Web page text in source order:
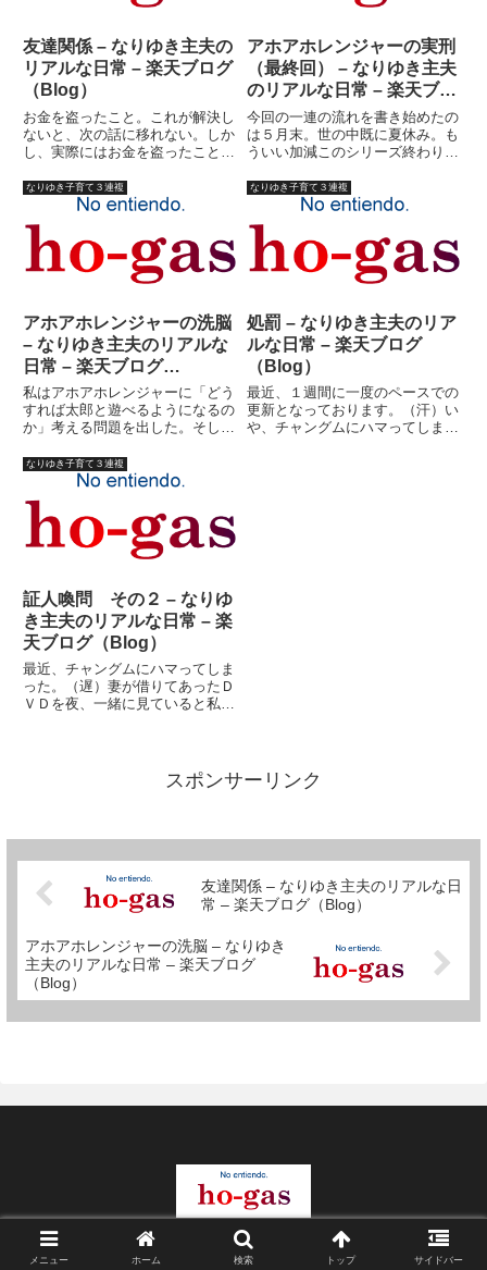
友達関係 – なりゆき主夫の
リアルな日常 – 楽天ブログ
（Blog）
お金を盗ったこと。これが解決し
ないと、次の話に移れない。しか
し、実際にはお金を盗ったことだ
近く、この子たちと暮らしてき
て、子育ての空白を埋めるべく慣
れないながらも必死で面倒を見て
きたつもりである。このブログの
趣...
アホアホレンジャーの実刑
（最終回） – なりゆき主夫
のリアルな日常 – 楽天ブロ
グ（Blog）
今回の一連の流れを書き始めたの
は５月末。世の中既に夏休み。も
ういい加減このシリーズ終わりに
さそうだが、どうにも話が長くな
ってしまう病気？の上、中々更新
出来ない体質？のため、申し訳な
く思っています。いよいよ今回
で...
なりゆき子育て３連複
アホアホレンジャーの洗脳
– なりゆき主夫のリアルな
日常 – 楽天ブログ
（Blog）
私はアホアホレンジャーに「どう
すれば太郎と遊べるようになるの
か」考える問題を出した。そして
いる。「え?わかんねえよ」「み
んなで謝ってみるか」「だけどみ
んなで謝るのってヘンじゃん？」
「じゃあどうすればいいんだ
よ？...
なりゆき子育て３連複
処罰 – なりゆき主夫のリア
ルな日常 – 楽天ブログ
（Blog）
最近、１週間に一度のペースでの
更新となっております。（汗）い
や、チャングムにハマってしまっ
なりゆき子育て３連複
証人喚問 その２ – なりゆ
き主夫のリアルな日常 – 楽
天ブログ（Blog）
最近、チャングムにハマってしま
った。（遅）妻が借りてあったＤ
ＶＤを夜、一緒に見ていると私が
の数々が裁かれる時が・・・マズ
イ！！自分の子供をこのようなスポンサーリンク
友達関係 – なりゆき主夫のリアルな日
常 – 楽天ブログ（Blog）
アホアホレンジャーの洗脳 – なりゆき
主夫のリアルな日常 – 楽天ブログ
（Blog）
© 2004 穂ガスドットコム.
メニュー ホーム 検索 トップ サイドバー